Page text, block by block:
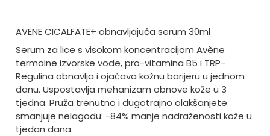
AVENE CICALFATE+ obnavljajuća serum 30ml
Serum za lice s visokom koncentracijom Avène
termalne izvorske vode, pro-vitamina B5 i TRP-
Regulina obnavlja i ojačava kožnu barijeru u jednom
danu. Uspostavlja mehanizam obnove kože u 3
tjedna. Pruža trenutno i dugotrajno olakšanjete
smanjuje nelagodu: -84% manje nadraženosti kože u
tjedan dana.